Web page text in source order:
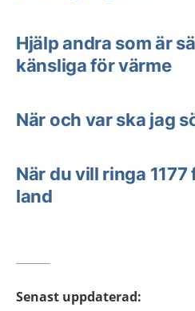
Hjälp andra som är
känsliga för värme
När och var ska jag
När du vill ringa
land
Senast uppdaterad: